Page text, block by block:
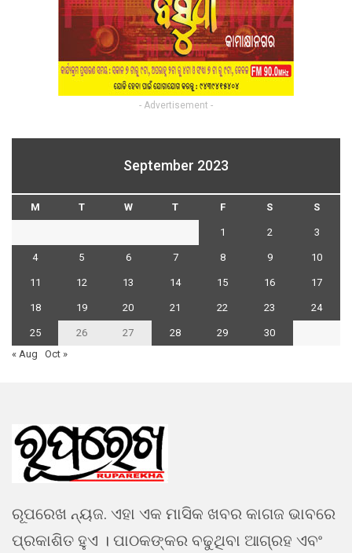
- Advertisement -
September 2023
M T W T F S S
1 2 3
4 5 6 7 8 9 10
11 12 13 14 15 16 17
18 19 20 21 22 23 24
25 26 27 28 29
30
« Aug
Oct »
ରୂପରେଖ ନ୍ୟଜ. ଏହା ଏକ ମାସିକ ଖବର କାଗଜ ଭାବରେ
ପ୍ରକାଶିତ ହୁଏ । ପାଠକଙ୍କର ବଢୁଥିବା ଆଗ୍ରହ ଏବଂ